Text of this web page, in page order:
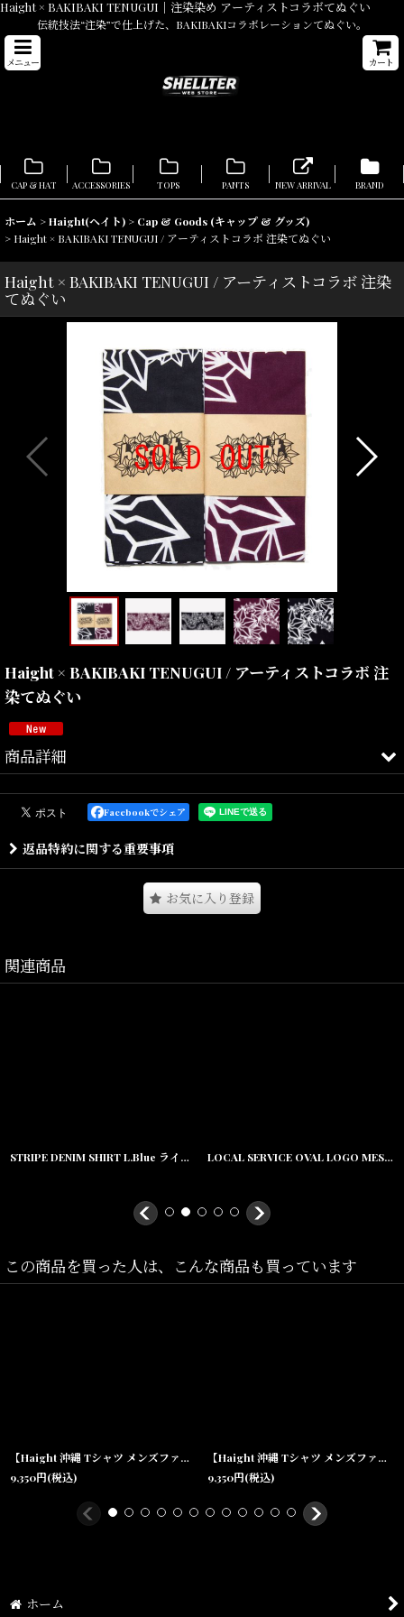
Haight × BAKIBAKI TENUGUI｜注染染め アーティストコラボてぬぐい
伝統技法“注染”で仕上げた、BAKIBAKIコラボレーションてぬぐい。
メニュー カート
CAP & HAT ACCESSORIES TOPS PANTS NEW ARRIVAL BRAND
ホーム >Haight(ヘイト) > Cap & Goods (キャップ & グッズ)
> Haight × BAKIBAKI TENUGUI / アーティストコラボ 注染てぬぐい
Haight × BAKIBAKI TENUGUI / アーティストコラボ 注染
てぬぐい
Haight × BAKIBAKI TENUGUI / アーティストコラボ 注
染てぬぐい
商品詳細
Haight（ヘイト）より、
大阪十三を拠点に活動するアーティスト
「BAKIBAKI」とのコラボレーションによる
特製てぬぐいが登場。
氏のシグネチャーである
染色には、
グラフィカルなBAKI柄と、
カルチャー性の高いプロダクト。
壁掛けやインテリアとしても映える存在感が魅力です。
Size(サイズ)／
Facebookでシェア
返品特約に関する重要事項
お気に入り登録
関連商品
STRIPE DENIM SHIRT L.Blue ライトオンス デニム ストライプ シャツ LOCAL SERVICE OVAL LOGO MESH CAP ツートン メッシュ キャップ
この商品を買った人は、こんな商品も買っています
【Haight 沖縄 Tシャツ メンズファッション 通販】× BAKIBAKI Border Tee アーティスト コラボ ボーダー Brown
9,350円(税込)
【Haight 沖縄 Tシャツ メンズファッション 通販】× BAKIBAKI Border Tee Grey アーティスト コラボ ボーダー
9,350円(税込)
ホーム